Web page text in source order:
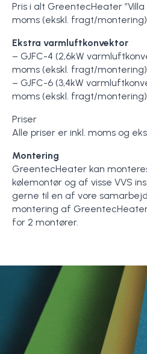
Pris i alt GreentecHeater ”Villa
moms (ekskl. fragt/montering)
Ekstra varmluftkonvektor
– GJFC-4 (2,6kW
moms (ekskl. fragt/montering)
– GJFC-6 (3,4kW
moms (ekskl. fragt/montering)
Priser
Alle priser er inkl. moms og
Montering
GreentecHeater kan
kølemontør og af visse VVS
gerne til en af vore
montering af
for 2 montører.